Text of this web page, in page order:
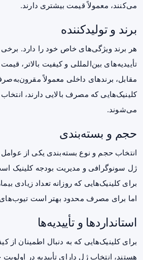
می‌کنند، معمولاً قیمت بیشتری دارند.
برند و تولیدکننده
هر برند ویژگی‌های خاص خود را دارد. برخی
تأییدیه‌های بین‌المللی و کیفیت بالاتر،
مقابل، برندهای داخلی معمولاً
کلینیک‌هایی که مصرف بالایی دارند،
می‌شوند.
حجم و بسته‌بندی
انتخاب حجم و نوع بسته‌بندی یکی از
ژل سونوگرافی و مدیریت بودجه کلینیک
برای کلینیک‌هایی که روزانه تعداد زیادی
اما برای مصرف محدود بهتر است
استانداردها و تأییدیه‌ها
برای کلینیک‌هایی که به دنبال اطمینان از
هستند، انتخاب ژل دارای تأییدیه در